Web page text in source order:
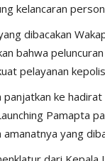
kelancaran
dibacakan
bahwa
pelayanan
panjatkan ke
Pamapta
yang